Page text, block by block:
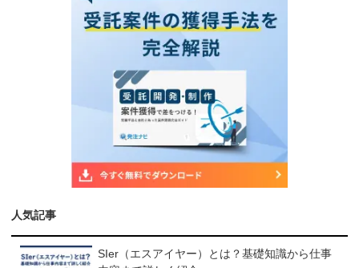
人気記事
SIer（エスアイヤー）とは？基礎知識から仕事